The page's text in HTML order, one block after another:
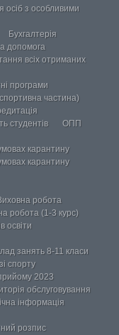
осіб з особливими
Бухгалтерія
допомога
всіх отриманих
програми
частина)
студентів
ОПП
карантину
карантину
робота
робота (1-3 курс)
освіти
занять 8-11 класи
спорту
2023
обслуговування
інформація
розпис